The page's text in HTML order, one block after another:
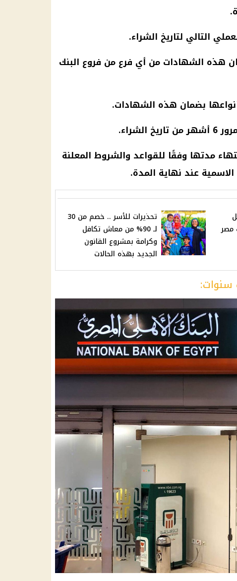
التالي لتاريخ الشراء.
هذه الشهادات من أي فرع من فروع البنك
بضمان هذه الشهادات.
الشراء.
مدتها وفقًا للقواعد والشروط المعلنة
عند نهاية المدة.
مصر
تحذيرات للأسر .. خصم من 30
لـ 90% من معاش تكافل
وكرامة بمشروع القانون
الجديد بهذه الحالات
سنوات: